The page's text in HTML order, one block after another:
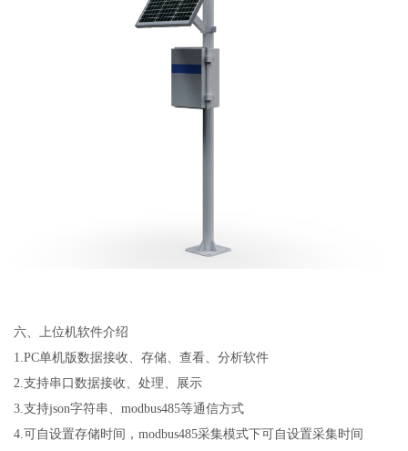
六、上位机软件介绍
1.PC单机版数据接收、存储、查看、分析软件
2.支持串口数据接收、处理、展示
3.支持json字符串、modbus485等通信方式
4.可自设置存储时间，modbus485采集模式下可自设置采集时间